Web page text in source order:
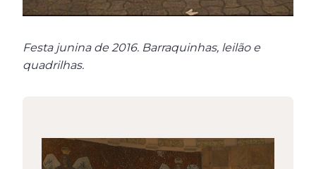
Festa junina de 2016. Barraquinhas, leilão e
quadrilhas.